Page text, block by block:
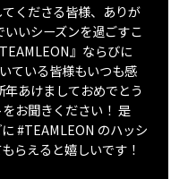
くださる皆様、ありが
いシーズンを過ごすこ
』ならびに
ている皆様もいつも感
あけましておめでとう
お聞きください！ 是
#TEAMLEON のハッシ
らえると嬉しいです！